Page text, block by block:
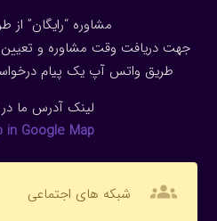
مشاوره “رایگان”
جهت دریافت وقت مشاوره و تعیین
طریق واتس آپ یک پیام
لینک آدرس ما
in Google Map
groups شبکه های اجتماعی